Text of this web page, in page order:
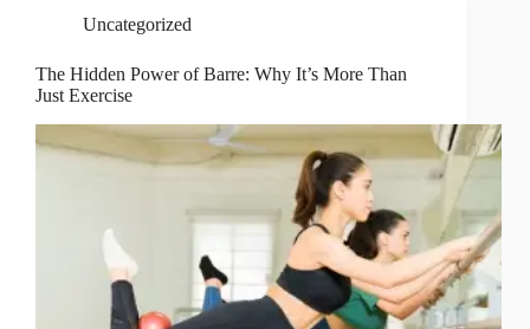
Uncategorized
The Hidden Power of Barre: Why It’s More Than
Just Exercise